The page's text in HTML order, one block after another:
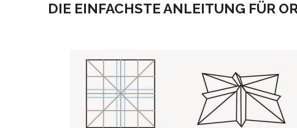
DIE EINFACHSTE ANLEITUNG FÜR